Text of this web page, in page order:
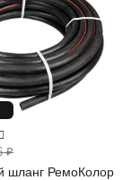
₽
шланг РемоКолор